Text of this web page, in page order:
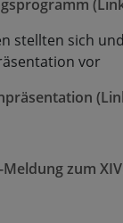
stellten sich
vor
Meldung zum